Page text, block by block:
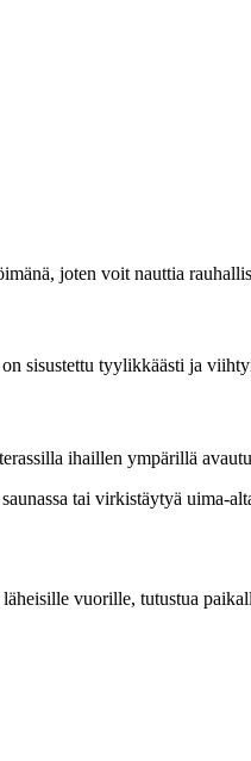
joten voit nauttia
sisustettu tyylikkäästi ja
ihaillen ympärillä
tai virkistäytyä uima-
vuorille, tutustua